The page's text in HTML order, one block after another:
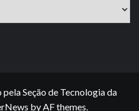
Seção de Tecnologia da
by AF themes.